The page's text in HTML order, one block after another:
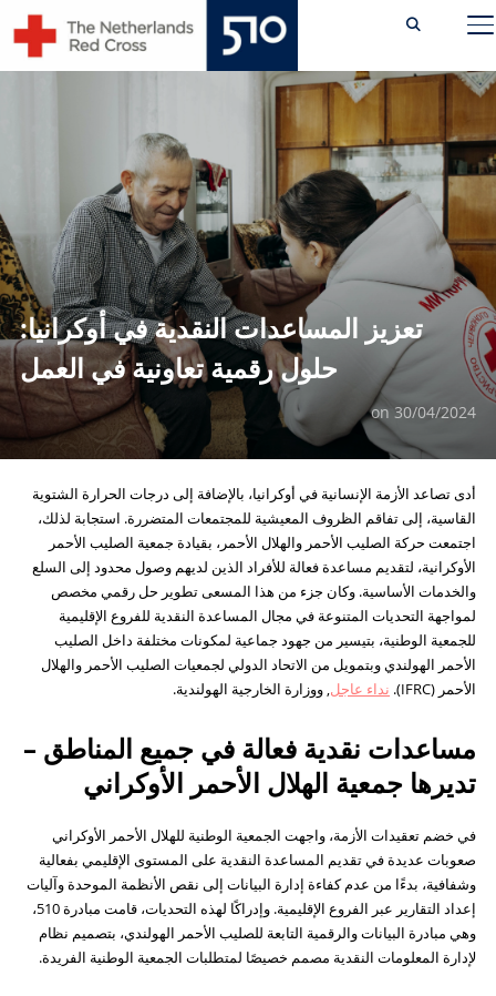
Skip
to
TOGGLE SIDEBAR & NAVIGATION
تعزيز المساعدات النقدية في أوكرانيا:
حلول رقمية تعاونية في العمل
on30/04/2024
أدى تصاعد الأزمة الإنسانية في أوكرانيا، بالإضافة إلى درجات الحرارة الشتوية
القاسية، إلى تفاقم الظروف المعيشية للمجتمعات المتضررة. استجابة لذلك،
اجتمعت حركة الصليب الأحمر والهلال الأحمر، بقيادة جمعية الصليب الأحمر
الأوكرانية، لتقديم مساعدة فعالة للأفراد الذين لديهم وصول محدود إلى السلع
والخدمات الأساسية. وكان جزء من هذا المسعى تطوير حل رقمي مخصص
لمواجهة التحديات المتنوعة في مجال المساعدة النقدية للفروع الإقليمية
للجمعية الوطنية، بتيسير من جهود جماعية لمكونات مختلفة داخل الصليب
الأحمر الهولندي وبتمويل من الاتحاد الدولي لجمعيات الصليب الأحمر والهلال
الأحمر (IFRC).
نداء عاجل , ووزارة الخارجية الهولندية.
مساعدات نقدية فعالة في جميع المناطق –
تديرها جمعية الهلال الأحمر الأوكراني
في خضم تعقيدات الأزمة، واجهت الجمعية الوطنية للهلال الأحمر الأوكراني
صعوبات عديدة في تقديم المساعدة النقدية على المستوى الإقليمي بفعالية
وشفافية، بدءًا من عدم كفاءة إدارة البيانات إلى نقص الأنظمة الموحدة وآليات
إعداد التقارير عبر الفروع الإقليمية. وإدراكًا لهذه التحديات، قامت مبادرة 510،
وهي مبادرة البيانات والرقمية التابعة للصليب الأحمر الهولندي، بتصميم نظام
لإدارة المعلومات النقدية مصمم خصيصًا لمتطلبات الجمعية الوطنية الفريدة.